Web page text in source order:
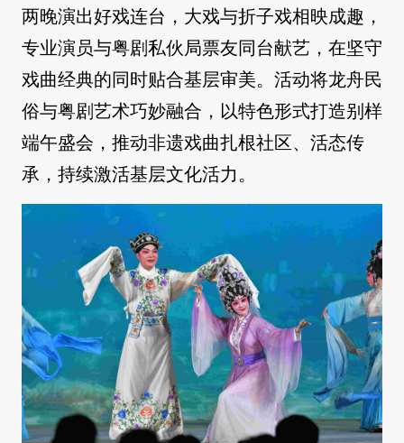
两晚演出好戏连台，大戏与折子戏相映成趣，
专业演员与粤剧私伙局票友同台献艺，在坚守
戏曲经典的同时贴合基层审美。活动将龙舟民
俗与粤剧艺术巧妙融合，以特色形式打造别样
端午盛会，推动非遗戏曲扎根社区、活态传
承，持续激活基层文化活力。